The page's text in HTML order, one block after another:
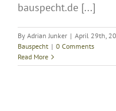
bauspecht.de [...]
By Adrian Junker | April 29th,
Bauspecht | 0 Comments
Read More